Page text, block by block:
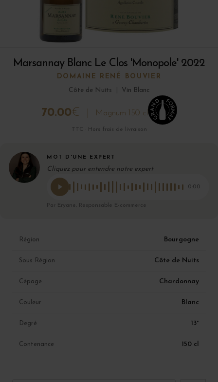
Marsannay Blanc Le Clos 'Monopole' 2022
DOMAINE RENÉ BOUVIER
Côte de Nuits
Vin Blanc
70.00€ Magnum 150 cl
TTC · Hors frais de livraison
MOT D'UNE EXPERT
Cliquez pour entendre notre expert
0:00
Par Eryane, Responsable E-commerce
Région Bourgogne
Sous Région Côte de Nuits
Cépage Chardonnay
Couleur Blanc
Degré 13°
Contenance 150 cl